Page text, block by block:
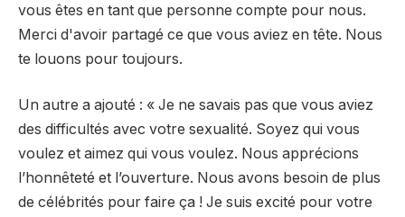
vous êtes en tant que personne compte pour nous.
Merci d'avoir partagé ce que vous aviez en tête. Nous
te louons pour toujours.
Un autre a ajouté : « Je ne savais pas que vous aviez
des difficultés avec votre sexualité. Soyez qui vous
voulez et aimez qui vous voulez. Nous apprécions
l’honnêteté et l’ouverture. Nous avons besoin de plus
de célébrités pour faire ça ! Je suis excité pour votre